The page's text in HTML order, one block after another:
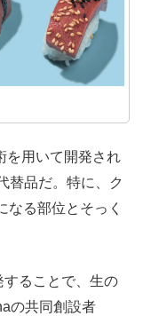
を用いて開発され
替品だ。特に、ク
なる部位とそっく
ることで、生の
の共同創設者